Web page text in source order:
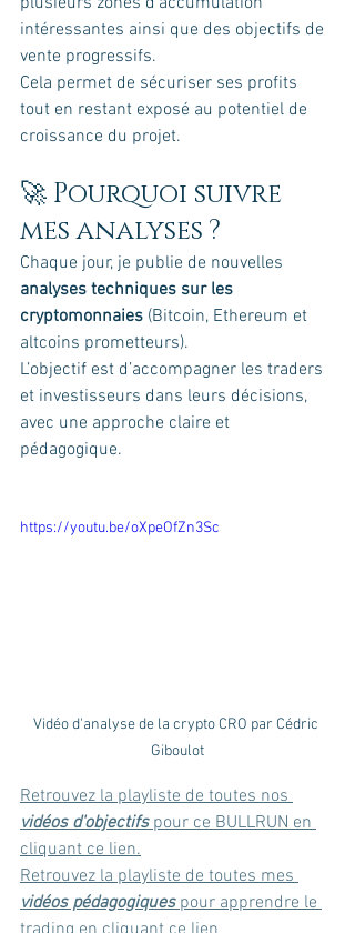
intéressantes ainsi que des objectifs de
vente progressifs.
Cela permet de sécuriser ses profits
tout en restant exposé au potentiel de
croissance du projet.
🚀 Pourquoi suivre
mes analyses ?
Chaque jour, je publie de nouvelles
analyses techniques sur les
cryptomonnaies (Bitcoin, Ethereum et
altcoins prometteurs).
L’objectif est d’accompagner les traders
et investisseurs dans leurs décisions,
avec une approche claire et
pédagogique.
https://youtu.be/oXpeOfZn3Sc
Vidéo d'analyse de la crypto CRO par Cédric
Giboulot
Retrouvez la playliste de toutes nos
vidéos d'objectifs pour ce BULLRUN en
cliquant ce lien.
Retrouvez la playliste de toutes mes
vidéos pédagogiques pour apprendre le